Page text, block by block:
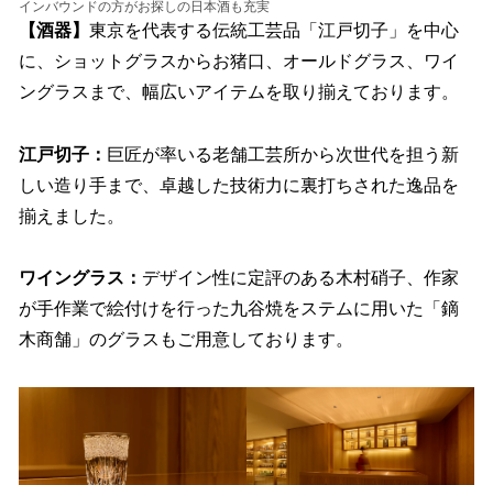
インバウンドの方がお探しの日本酒も充実
【酒器】 東京を代表する伝統工芸品「江戸切子」を中心
に、ショットグラスからお猪口、オールドグラス、ワイ
ングラスまで、幅広いアイテムを取り揃えております。
江戸切子： 巨匠が率いる老舗工芸所から次世代を担う新
しい造り手まで、卓越した技術力に裏打ちされた逸品を
揃えました。
ワイングラス： デザイン性に定評のある木村硝子、作家
が手作業で絵付けを行った九谷焼をステムに用いた「鏑
木商舗」のグラスもご用意しております。